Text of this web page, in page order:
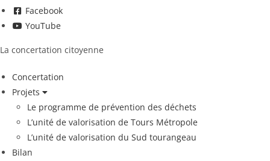
Facebook
YouTube
La concertation citoyenne
Concertation
Projets
Le programme de prévention des déchets
L’unité de valorisation de Tours Métropole
L’unité de valorisation du Sud tourangeau
Bilan